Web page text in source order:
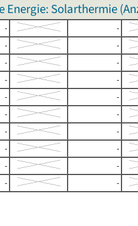
Solarthermie
- -
- -
- -
- -
- -
- -
- -
- -
- -
- -